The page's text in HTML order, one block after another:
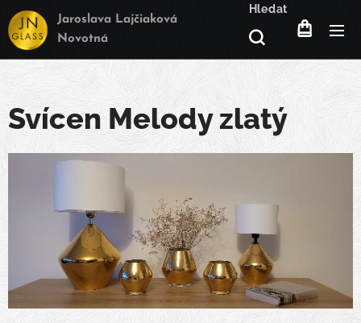
Jaroslava Lajčiaková
Novotná
Hledat
Svícen Melody zlatý